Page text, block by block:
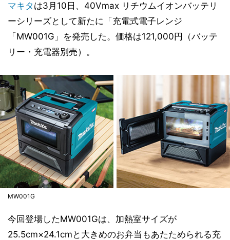
マキタ は3月10日、40Vmax リチウムイオンバッテリ
ーシリーズとして新たに「充電式電子レンジ
「MW001G」を発売した。価格は121,000円（バッテ
リー・充電器別売）。
MW001G
今回登場したMW001Gは、加熱室サイズが
25.5cm×24.1cmと大きめのお弁当もあたためられる充